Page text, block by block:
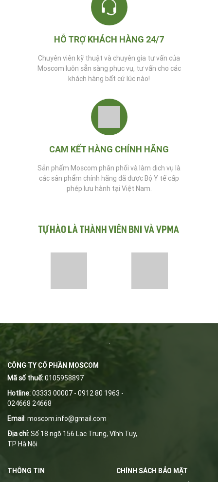
HỖ TRỢ KHÁCH HÀNG 24/7
Chuyên viên kỹ thuật và chuyên gia tư vấn của
Moscom luôn sẵn sàng phục vụ, tư vấn cho các
khách hàng bất cứ lúc nào!
CAM KẾT HÀNG CHÍNH HÃNG
Sản phẩm Moscom phân phối và làm dịch vụ là
các sản phẩm chính hãng đã được Bộ Y tế cấp
phép lưu hành tại Việt Nam.
Tự hào là thành viên BNI và VPMA
CÔNG TY CỔ PHẦN MOSCOM
Mã số thuế:0105958897
Hotline:03333 00007 - 0912 80 1963 -
024668 24668
Email: moscom.info@gmail.com
Địa chỉ: Số 18 ngõ 156 Lạc Trung, Vĩnh Tuy,
TP Hà Nội
THÔNG TIN
CHÍNH SÁCH BẢO MẬT